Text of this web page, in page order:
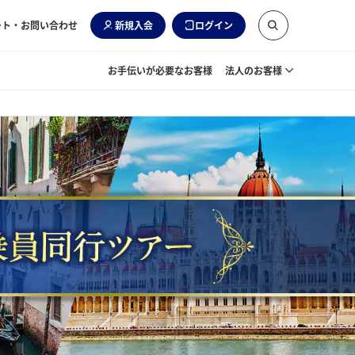
・お問い合わせ 新規入会 ログイン
お手伝いが必要なお客様 法人のお客様